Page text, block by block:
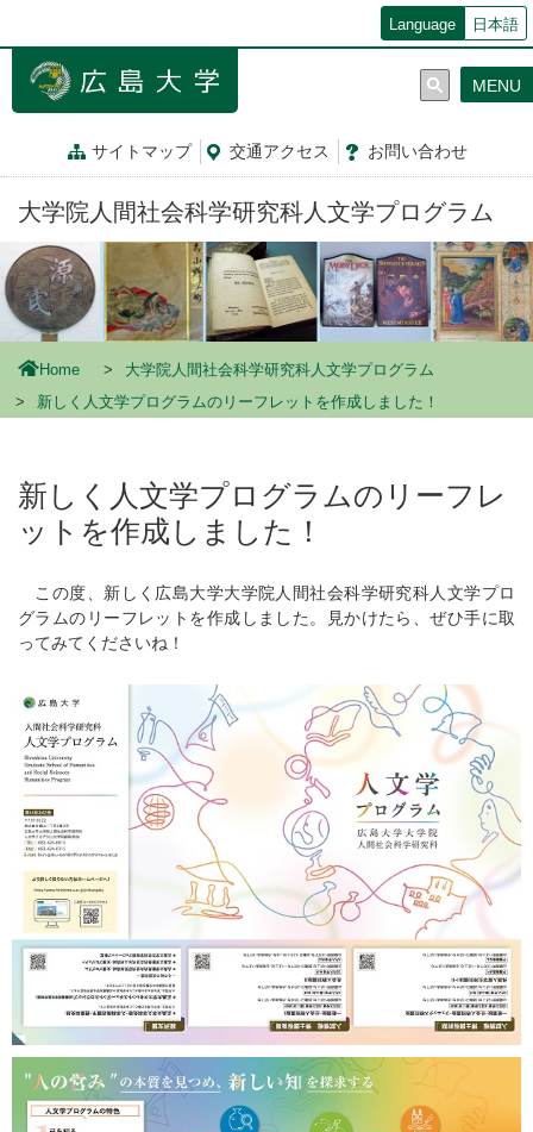
ン
動
Language 日本語
サイトマップ 交通アクセス お問い合わせ
MENU
大学院人間社会科学研究科人文学プログラム
Home
大学院人間社会科学研究科人文学プログラム
新しく人文学プログラムのリーフレットを作成しました！
新しく人文学プログラムのリーフレ
ットを作成しました！
この度、新しく広島大学大学院人間社会科学研究科人文学プロ
グラムのリーフレットを作成しました。見かけたら、ぜひ手に取
ってみてくださいね！